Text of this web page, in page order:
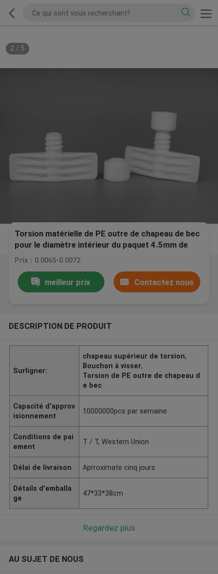
2/ 5
Torsion matérielle de PE outre de chapeau de bec
pour le diamètre intérieur du paquet 4.5mm de
produits de beauté
Prix：0.0065-0.0072
meilleur prix Contactez nous
DESCRIPTION DE PRODUIT
Surligner:
chapeau supérieur de torsion,
Bouchon à visser,
Torsion de PE outre de chapeau d
e bec
Capacité d'approv
isionnement
10000000pcs par semaine
Conditions de pai
ement
T / T, Western Union
Délai de livraison Aprroximate cinq jours
Détails d'emballa
ge
47*33*38cm
Regardez plus
AU SUJET DE NOUS